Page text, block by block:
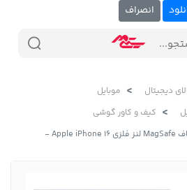
انصراف
دیجیتال
موبایل
کیف و کاور گوشی
قاب اورجینال Yotoo شفاف MagSafe لنز فلزی Apple iPhone 16 -